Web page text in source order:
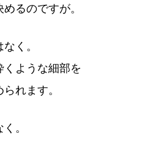
るのですが。
く。
ような細部を
れます。
。